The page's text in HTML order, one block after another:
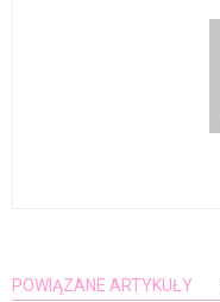
POWIĄZANE ARTYKUŁY